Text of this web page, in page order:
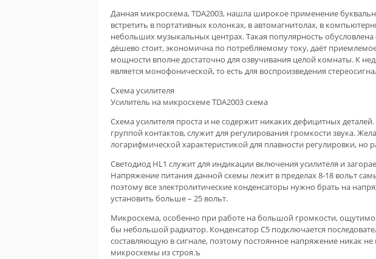
Данная микросхема, TDA2003, нашла широкое применение
встретить в портативных колонках, в автомагнитолах, в
небольших музыкальных центрах. Такая популярность
дёшево стоит, экономична по потребляемому току, даёт
мощности вполне достаточно для озвучивания целой комнаты. К
является монофонической, то есть для воспроизведения
Схема усилителя
Усилитель на микросхеме TDA2003 схема
Схема усилителя проста и не содержит никаких дефицитных
группой контактов, служит для регулирования громкости звука.
логарифмической характеристикой для плавности регулировки,
Светодиод HL1 служит для индикации включения усилителя и
Напряжение питания данной схемы лежит в пределах 8-18 вольт
поэтому все электролитические конденсаторы нужно брать на
установить больше – 25 вольт.
Микросхема, особенно при работе на большой громкости, ощутимо
бы небольшой радиатор. Конденсатор С5 подключается
составляющую в сигнале, поэтому постоянное напряжение никак
микросхемы из строя.ъ